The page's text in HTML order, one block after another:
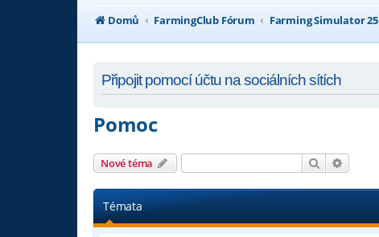
Domů
FarmingClub Fórum Farming Simulator 25
Připojit pomocí účtu na sociálních sítích
Pomoc
Nové téma Hledat
Témata